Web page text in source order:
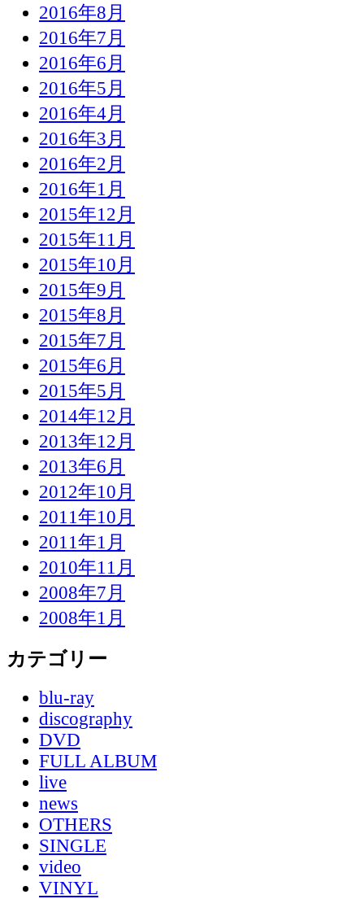
2016年8月
2016年7月
2016年6月
2016年5月
2016年4月
2016年3月
2016年2月
2016年1月
2015年12月
2015年11月
2015年10月
2015年9月
2015年8月
2015年7月
2015年6月
2015年5月
2014年12月
2013年12月
2013年6月
2012年10月
2011年10月
2011年1月
2010年11月
2008年7月
2008年1月
カテゴリー
blu-ray
discography
DVD
FULL ALBUM
live
news
OTHERS
SINGLE
video
VINYL